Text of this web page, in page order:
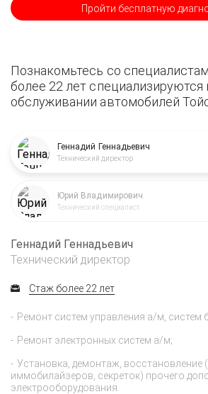
Пройти бесплатную
Познакомьтесь со
более 22 лет специализируются
обслуживании автомобилей
Геннадий Геннадьевич
Технический директор
Юрий Владимирович
Технический специалист
Геннадий Геннадьевич
Технический директор
Стаж более 22 лет
Ремонт систем управления а/м, систем
Ремонт электронных систем а/м;
Установка, демонтаж, восстановление
иммобилайзеров, секреток) прочего
электрооборудования.